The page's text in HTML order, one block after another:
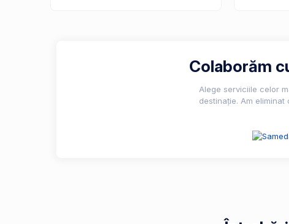
Colaborăm
Alege serviciile celor
destinație. Am